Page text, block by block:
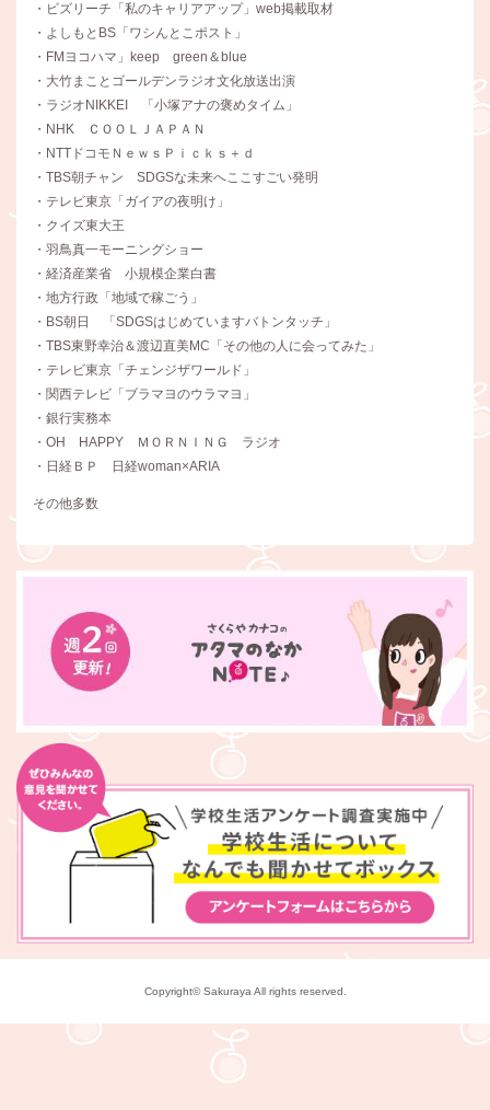
・ビズリーチ「私のキャリアアップ」web掲載取材
・よしもとBS「ワシんとこポスト」
・FMヨコハマ」keep green＆blue
・大竹まことゴールデンラジオ文化放送出演
・ラジオNIKKEI 「小塚アナの褒めタイム」
・NHK ＣＯＯＬＪＡＰＡＮ
・NTTドコモＮｅｗｓＰｉｃｋｓ＋ｄ
・TBS朝チャン SDGSな未来へここすごい発明
・テレビ東京「ガイアの夜明け」
・クイズ東大王
・羽鳥真一モーニングショー
・経済産業省 小規模企業白書
・地方行政「地域で稼ごう」
・BS朝日 「SDGSはじめていますバトンタッチ」
・TBS東野幸治＆渡辺直美MC「その他の人に会ってみた」
・テレビ東京「チェンジザワールド」
・関西テレビ「ブラマヨのウラマヨ」
・銀行実務本
・OH HAPPY ＭＯＲＮＩＮＧ ラジオ
・日経ＢＰ 日経woman×ARIA
その他多数
Copyright© Sakuraya All rights reserved.